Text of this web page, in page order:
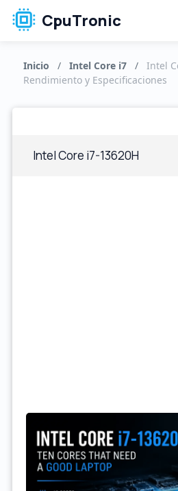
CpuTronic
Inicio / Intel Core i7 /
Intel
Rendimiento y Especificaciones
Intel Core i7-13620H